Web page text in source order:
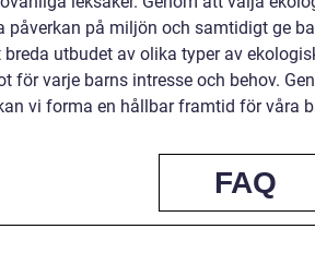
påverkan på miljön och samtidigt ge
breda utbudet av olika typer av
för varje barns intresse och behov.
vi forma en hållbar framtid för våra
FAQ